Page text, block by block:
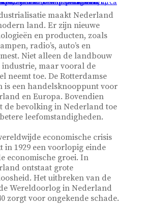
maakt Nederland
land. Er zijn nieuwe
en producten, zoals
radio’s, auto’s en
Niet alleen de landbouw
industrie, maar vooral de
neemt toe. De Rotterdamse
is een handelsknooppunt voor
en Europa. Bovendien
de bevolking in Nederland toe
leefomstandigheden.
economische crisis
in 1929 een voorlopig einde
economische groei. In
ontstaat grote
Het uitbreken van de
Wereldoorlog in Nederland
zorgt voor ongekende schade.